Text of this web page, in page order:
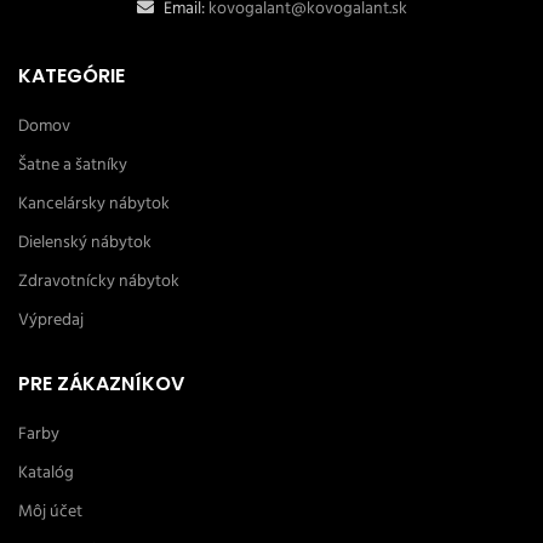
Email:kovogalant@kovogalant.sk
KATEGÓRIE
Domov
Šatne a šatníky
Kancelársky nábytok
Dielenský nábytok
Zdravotnícky nábytok
Výpredaj
PRE ZÁKAZNÍKOV
Farby
Katalóg
Môj účet